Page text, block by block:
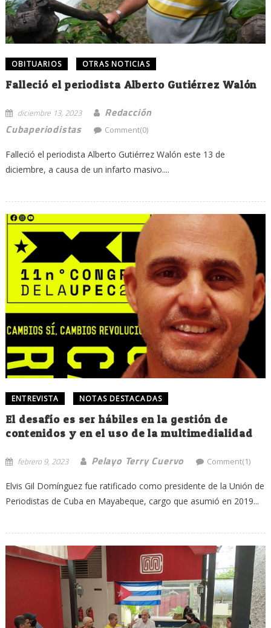
OBITUARIOS OTRAS NOTICIAS
Falleció el periodista Alberto Gutiérrez Walón
diciembre 13, 2023
Redacción
Cubaperiodistas
Comment(0)
Falleció el periodista Alberto Gutiérrez Walón este 13 de
diciembre, a causa de un infarto masivo....
ENTREVISTA NOTAS DESTACADAS
El desafío es ser hábiles en la gestión de
contenidos y en el uso de la multimedialidad
febrero 9, 2023 Pelayo Terry Cuervo Comment(1)
Elvis Gil Domínguez fue ratificado como presidente de la Unión de
Periodistas de Cuba en Mayabeque, cargo que asumió en 2019...